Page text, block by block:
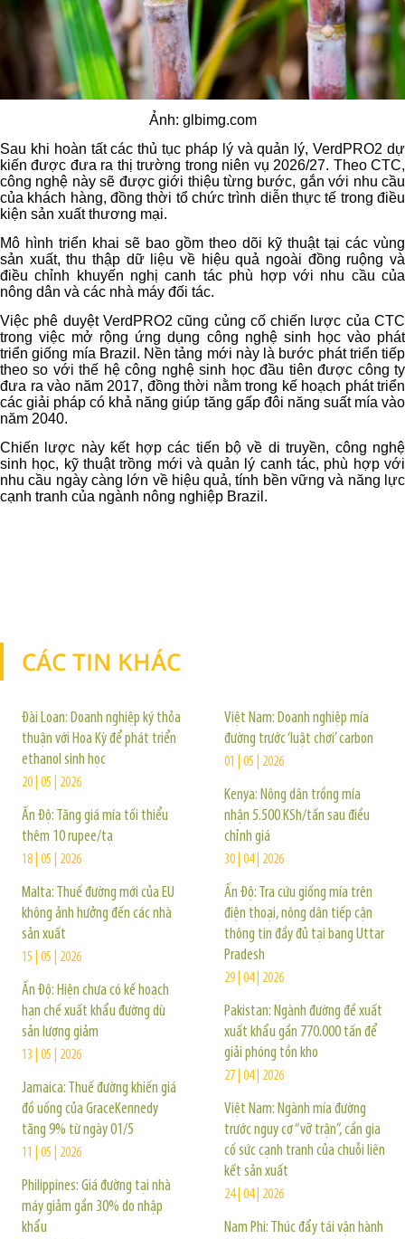
Ảnh: glbimg.com
Sau khi hoàn tất các thủ tục pháp lý và quản lý, VerdPRO2 dự
kiến được đưa ra thị trường trong niên vụ 2026/27. Theo CTC,
công nghệ này sẽ được giới thiệu từng bước, gắn với nhu cầu
của khách hàng, đồng thời tổ chức trình diễn thực tế trong điều
kiện sản xuất thương mại.
Mô hình triển khai sẽ bao gồm theo dõi kỹ thuật tại các vùng
sản xuất, thu thập dữ liệu về hiệu quả ngoài đồng ruộng và
điều chỉnh khuyến nghị canh tác phù hợp với nhu cầu của
nông dân và các nhà máy đối tác.
Việc phê duyệt VerdPRO2 cũng củng cố chiến lược của CTC
trong việc mở rộng ứng dụng công nghệ sinh học vào phát
triển giống mía Brazil. Nền tảng mới này là bước phát triển tiếp
theo so với thế hệ công nghệ sinh học đầu tiên được công ty
đưa ra vào năm 2017, đồng thời nằm trong kế hoạch phát triển
các giải pháp có khả năng giúp tăng gấp đôi năng suất mía vào
năm 2040.
Chiến lược này kết hợp các tiến bộ về di truyền, công nghệ
sinh học, kỹ thuật trồng mới và quản lý canh tác, phù hợp với
nhu cầu ngày càng lớn về hiệu quả, tính bền vững và năng lực
cạnh tranh của ngành nông nghiệp Brazil.
CÁC TIN KHÁC
Đài Loan: Doanh nghiệp ký thỏa
thuận với Hoa Kỳ để phát triển
ethanol sinh học
20 | 05 | 2026
Ấn Độ: Tăng giá mía tối thiểu
thêm 10 rupee/tạ
18 | 05 | 2026
Malta: Thuế đường mới của EU
không ảnh hưởng đến các nhà
sản xuất
15 | 05 | 2026
Ấn Độ: Hiện chưa có kế hoạch
hạn chế xuất khẩu đường dù
sản lượng giảm
13 | 05 | 2026
Jamaica: Thuế đường khiến giá
đồ uống của GraceKennedy
tăng 9% từ ngày 01/5
11 | 05 | 2026
Philippines: Giá đường tại nhà
máy giảm gần 30% do nhập
khẩu
Việt Nam: Doanh nghiệp mía
đường trước ‘luật chơi’ carbon
01 | 05 | 2026
Kenya: Nông dân trồng mía
nhận 5.500 KSh/tấn sau điều
chỉnh giá
30 | 04 | 2026
Ấn Độ: Tra cứu giống mía trên
điện thoại, nông dân tiếp cận
thông tin đầy đủ tại bang Uttar
Pradesh
29 | 04 | 2026
Pakistan: Ngành đường đề xuất
xuất khẩu gần 770.000 tấn để
giải phóng tồn kho
27 | 04 | 2026
Việt Nam: Ngành mía đường
trước nguy cơ “vỡ trận”, cần gia
cố sức cạnh tranh của chuỗi liên
kết sản xuất
24 | 04 | 2026
Nam Phi: Thúc đẩy tái vận hành